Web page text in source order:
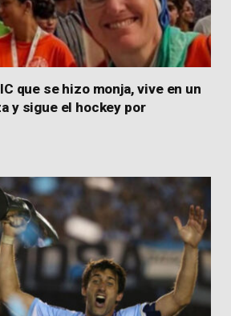
que se hizo monja, vive en un
y sigue el hockey por